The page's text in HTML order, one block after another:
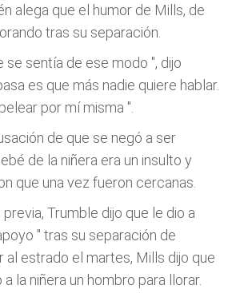
alega que el humor de Mills, de
tras su separación.
se sentía de ese modo ", dijo
es que más nadie quiere hablar.
por mí misma ".
de que se negó a ser
de la niñera era un insulto y
que una vez fueron cercanas.
Trumble dijo que le dio a
" tras su separación de
al estrado el martes, Mills dijo que
la niñera un hombro para llorar.